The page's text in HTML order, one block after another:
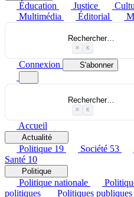
Éducation Justice
Multimédia
Éditorial
Rechercher…
⌘ K
Connexion S'abonner
Rechercher…
⌘ K
Accueil
Actualité
Politique 19 Société 53
Santé 10
Politique
Politique nationale
politiques
Politiques publiques